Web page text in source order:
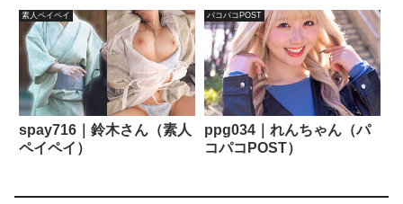
素人ペイペイ
spay716｜鈴木さん（素人
ペイペイ）
パコパコPOST
ppg034｜れんちゃん（パ
コパコPOST）